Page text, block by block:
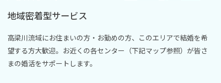
地域密着型サービス
高梁川流域にお住まいの方・お勤めの方、このエリアで結婚を希
望する方大歓迎。 お近くの各センター（下記マップ参照）が皆さ
まの婚活をサポートします。